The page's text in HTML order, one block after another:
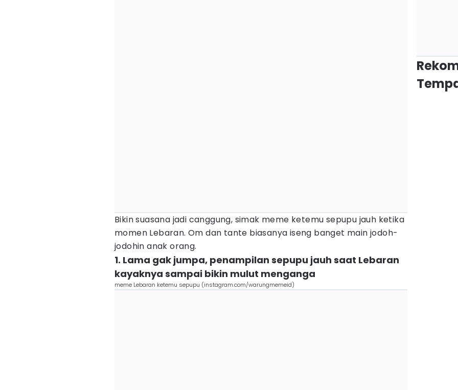
Bikin suasana jadi canggung, simak meme ketemu sepupu jauh ketika
momen Lebaran. Om dan tante biasanya iseng banget main jodoh-
jodohin anak orang.
1. Lama gak jumpa, penampilan sepupu jauh saat Lebaran
kayaknya sampai bikin mulut menganga
meme Lebaran ketemu sepupu (instagram.com/warungmemeid)